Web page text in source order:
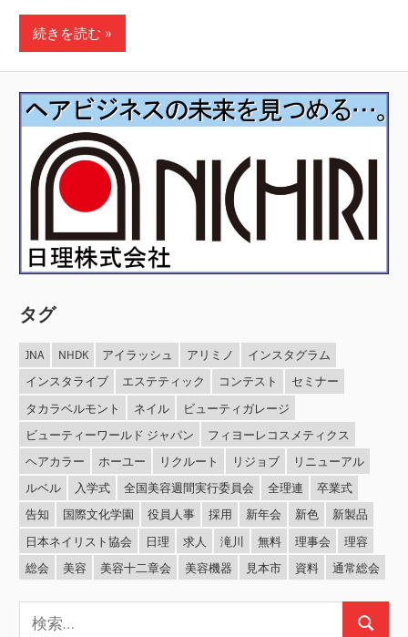
続きを読む
タグ
JNA NHDK アイラッシュ アリミノ
インスタグラム
インスタライブ
エステティック コンテスト
セミナー
タカラベルモント
ネイル
ビューティガレージ
ビューティーワールド ジャパン
フィヨーレコスメティクス
ヘアカラー
ホーユー リクルート リジョブ
リニューアル
ルベル
入学式 全国美容週間実行委員会 全理連
卒業式
告知
国際文化学園 役員人事 採用 新年会 新色
新製品
日本ネイリスト協会
日理 求人 滝川 無料 理事会
理容
総会
美容 美容十二章会 美容機器 見本市 資料 通常総会